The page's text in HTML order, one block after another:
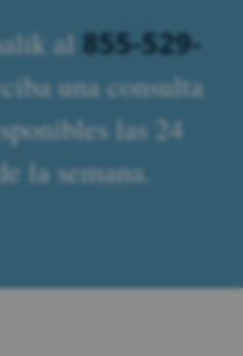
al 855-529-
una consulta
las 24
la semana.